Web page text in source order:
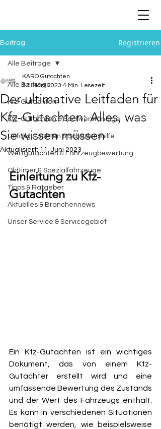
Beitrag Registrieren
Alle Beiträge
Kfz-Gutachten
Kfz-Gutachten & Sachverständige
Unfallgutachten & Schadenshilfe
Wertgutachten & Fahrzeugbewertung
Oldtimer & Spezialfahrzeuge
Tipps & Ratgeber
Aktuelles & Branchennews
Unser Service & Servicegebiet
Alle Beiträge
Der ultimative Leitfaden für
Kfz-Gutachten: Alles, was
Sie wissen müssen
KARO Gutachten
23. März 2023 4 Min. Lesezeit
Aktualisiert: 11. Juni 2023
Einleitung zu Kfz-
Gutachten
Ein Kfz-Gutachten ist ein wichtiges
Dokument, das von einem Kfz-
Gutachter erstellt wird und eine
umfassende Bewertung des Zustands
und der Wert des Fahrzeugs enthält.
Es kann in verschiedenen Situationen
benötigt werden, wie beispielsweise